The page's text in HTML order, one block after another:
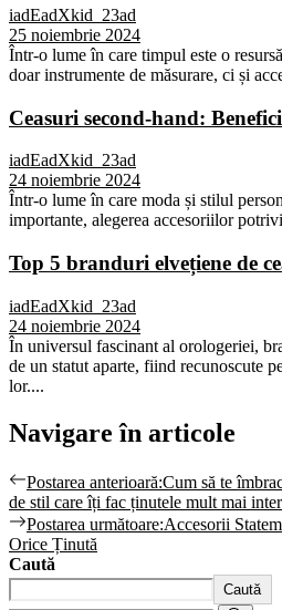
iadEadXkid_23ad
25 noiembrie 2024
Într-o lume în care timpul este o
doar instrumente de măsurare, ci și
Ceasuri second-hand:
iadEadXkid_23ad
24 noiembrie 2024
Într-o lume în care moda și stilul
importante, alegerea accesoriilor
Top 5 branduri elvețiene de
iadEadXkid_23ad
24 noiembrie 2024
În universul fascinant al orologeriei,
de un statut aparte, fiind recunoscute
lor....
Navigare în articole
Postarea anterioară:Cum să te
de stil care îți fac ținutele mult mai
Postarea următoare:Accesorii
Orice Ținută
Caută
Caută